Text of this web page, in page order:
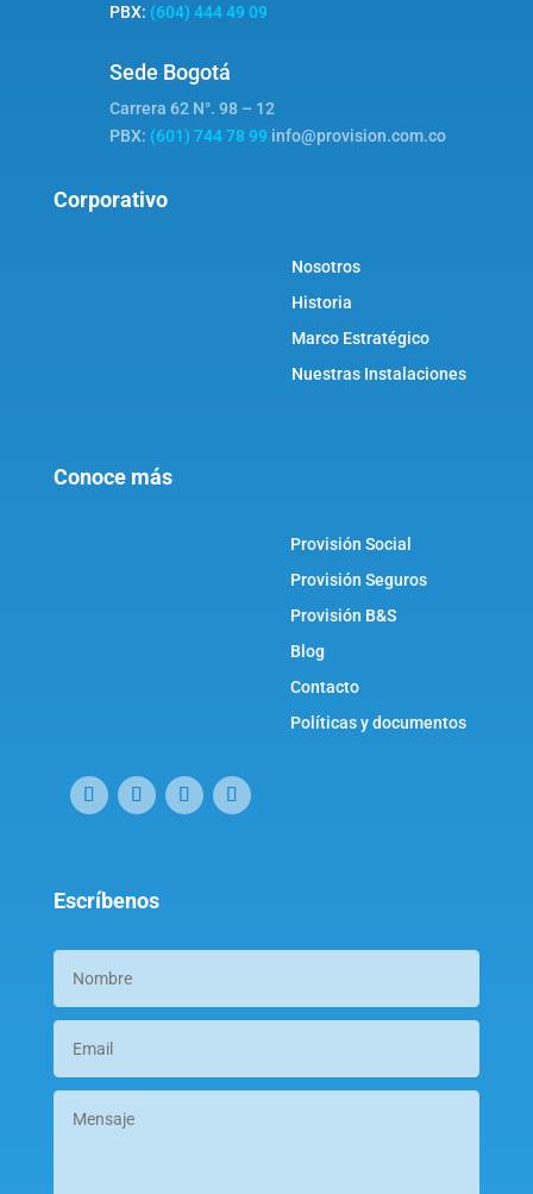
PBX: (604) 444 49 09
Sede Bogotá
Carrera 62 N°. 98 – 12
PBX: (601) 744 78 99 info@provision.com.co
Corporativo
Nosotros
Historia
Marco Estratégico
Nuestras Instalaciones
Conoce más
Provisión Social
Provisión Seguros
Provisión B&S
Blog
Contacto
Políticas y documentos
Escríbenos